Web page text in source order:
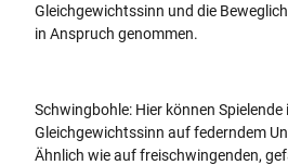
Gleichgewichtssinn und die
in Anspruch genommen.
Schwingbohle: Hier können Spielende
Gleichgewichtssinn auf federndem
Ähnlich wie auf freischwingenden,